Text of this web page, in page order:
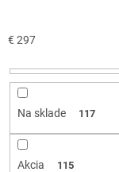
e
r
€ 297
Na sklade 117
Akcia 115